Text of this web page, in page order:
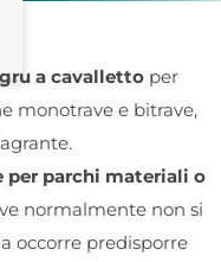
a cavalletto per
monotrave e bitrave,
per parchi materiali o
normalmente non si
occorre predisporre